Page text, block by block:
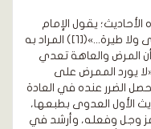
يقول الإمام
النووي: وطريق الجمع أن حديث: «لا عدوى ولا طيرة...»([1]) المراد به
المرض والعاهة تعدي
يورد الممرض على
يحصل الضرر عنده في العادة
الأول العدوى بطبعها،
عز وجل وفعله، وأرشد في